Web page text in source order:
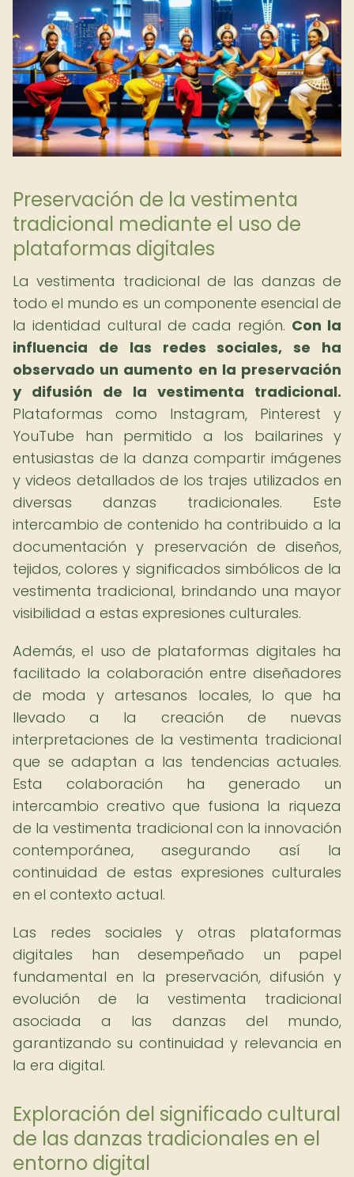
Preservación de la vestimenta
tradicional mediante el uso de
plataformas digitales
La vestimenta tradicional de las danzas de
todo el mundo es un componente esencial de
la identidad cultural de cada región. Con la
influencia de las redes sociales, se ha
observado un aumento en la preservación
y difusión de la vestimenta tradicional.
Plataformas como Instagram, Pinterest y
YouTube han permitido a los bailarines y
entusiastas de la danza compartir imágenes
y videos detallados de los trajes utilizados en
diversas danzas tradicionales. Este
intercambio de contenido ha contribuido a la
documentación y preservación de diseños,
tejidos, colores y significados simbólicos de la
vestimenta tradicional, brindando una mayor
visibilidad a estas expresiones culturales.
Además, el uso de plataformas digitales ha
facilitado la colaboración entre diseñadores
de moda y artesanos locales, lo que ha
llevado a la creación de nuevas
interpretaciones de la vestimenta tradicional
que se adaptan a las tendencias actuales.
Esta colaboración ha generado un
intercambio creativo que fusiona la riqueza
de la vestimenta tradicional con la innovación
contemporánea, asegurando así la
continuidad de estas expresiones culturales
en el contexto actual.
Las redes sociales y otras plataformas
digitales han desempeñado un papel
fundamental en la preservación, difusión y
evolución de la vestimenta tradicional
asociada a las danzas del mundo,
garantizando su continuidad y relevancia en
la era digital.
Exploración del significado cultural
de las danzas tradicionales en el
entorno digital